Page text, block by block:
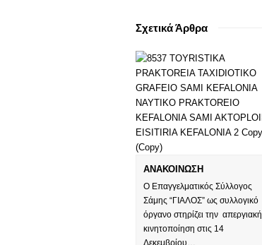
Σχετικά Άρθρα
ΑΝΑΚΟΙΝΩΣΗ
Ο Επαγγελματικός Σύλλογος
Σάμης “ΓΙΑΛΟΣ” ως συλλογικό
όργανο στηρίζει την απεργιακή
κινητοποίηση στις 14